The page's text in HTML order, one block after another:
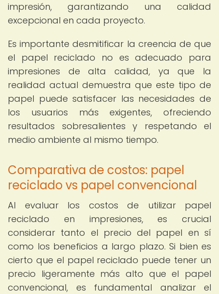
impresión, garantizando una calidad
excepcional en cada proyecto.
Es importante desmitificar la creencia de que
el papel reciclado no es adecuado para
impresiones de alta calidad, ya que la
realidad actual demuestra que este tipo de
papel puede satisfacer las necesidades de
los usuarios más exigentes, ofreciendo
resultados sobresalientes y respetando el
medio ambiente al mismo tiempo.
Comparativa de costos: papel
reciclado vs papel convencional
Al evaluar los costos de utilizar papel
reciclado en impresiones, es crucial
considerar tanto el precio del papel en sí
como los beneficios a largo plazo. Si bien es
cierto que el papel reciclado puede tener un
precio ligeramente más alto que el papel
convencional, es fundamental analizar el